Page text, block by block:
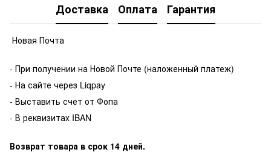
Доставка Оплата Гарантия
Новая Почта
- При получении на Новой Почте (наложенный платеж)
- На сайте через Liqpay
- Выставить счет от Фопа
- В реквизитах IBAN
Возврат товара в срок 14 дней.